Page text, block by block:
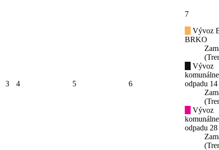
3 4 5 6
7
Vývoz
BRKO
Vývoz
odpadu
Vývoz
odpadu